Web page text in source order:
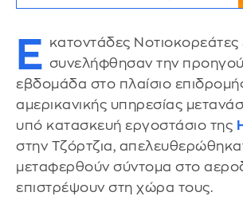
Ε κατοντάδες
συνελήφθησαν την
εβδομάδα στο πλαίσιο
αμερικανικής υπηρεσίας
υπό κατασκευή εργοστάσιο της
στην Τζόρτζια,
μεταφερθούν σύντομα στο
επιστρέψουν στη χώρα τους.